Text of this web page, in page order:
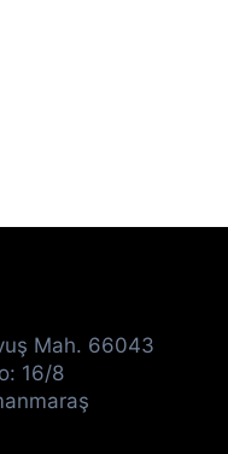
Mah. 66043
16/8